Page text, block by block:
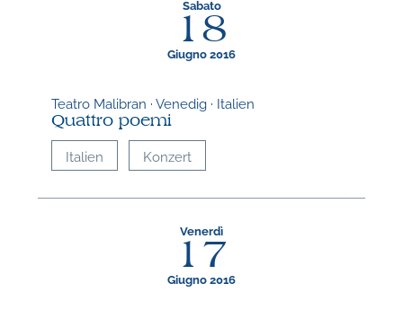
Sabato
18
Giugno 2016
Teatro Malibran · Venedig · Italien
Quattro poemi
Italien Konzert
Venerdì
17
Giugno 2016